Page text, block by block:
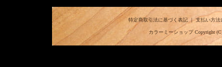
特定商取引法に基づく表記｜支払い方法
カラーミーショップCopyright